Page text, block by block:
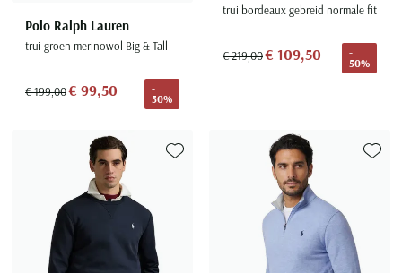
Polo Ralph Lauren
trui groen merinowol Big & Tall
€ 199,00€ 99,50
-
50%
trui bordeaux gebreid normale fit
€ 219,00€ 109,50
-
50%
Toevoegen aan favorieten